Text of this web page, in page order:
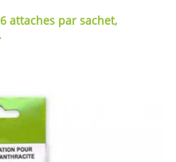
attaches par sachet,